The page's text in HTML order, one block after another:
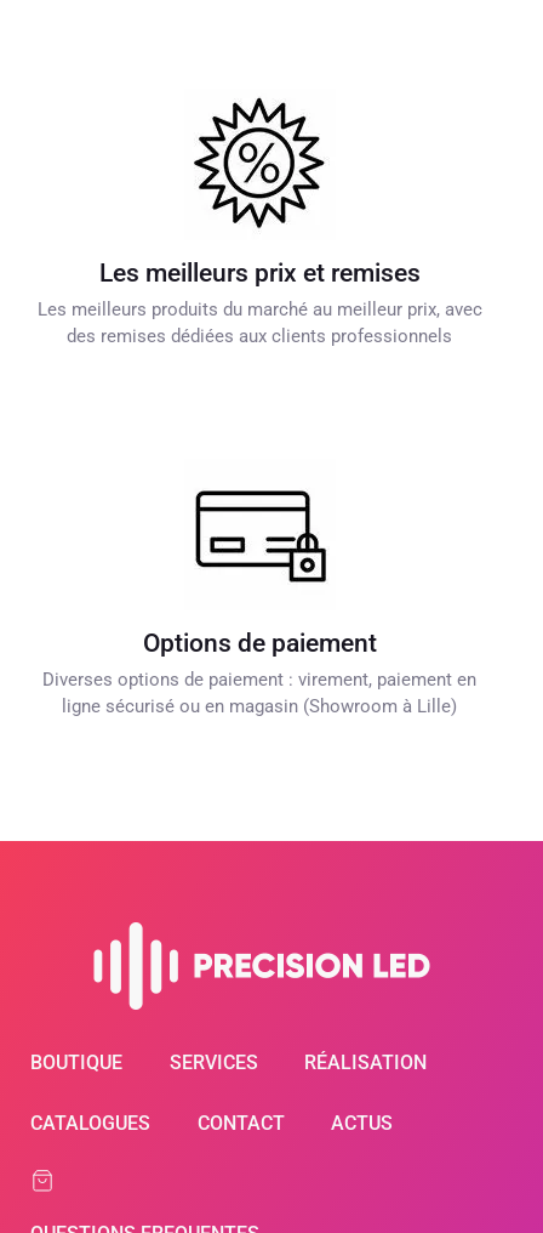
Les meilleurs prix et remises
Les meilleurs produits du marché au meilleur prix, avec
des remises dédiées aux clients professionnels
Options de paiement
Diverses options de paiement : virement, paiement en
ligne sécurisé ou en magasin (Showroom à Lille)
BOUTIQUE SERVICES RÉALISATION
CATALOGUES CONTACT ACTUS